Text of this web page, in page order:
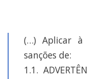
(…) Aplicar à
sanções de:
1.1.